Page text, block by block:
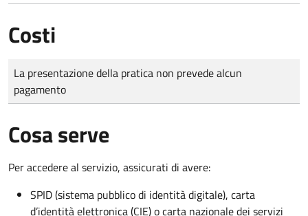
Costi
Tipo di pagamento
Importo
La presentazione della pratica non prevede alcun
pagamento
Cosa serve
Per accedere al servizio, assicurati di avere:
SPID (sistema pubblico di identità digitale), carta
d’identità elettronica (CIE) o carta nazionale dei servizi